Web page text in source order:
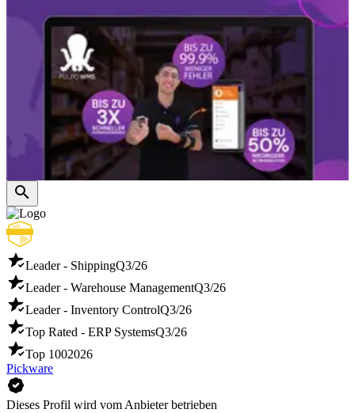
Leader - ShippingQ3/26
Leader - Warehouse ManagementQ3/26
Leader - Inventory ControlQ3/26
Top Rated - ERP SystemsQ3/26
Top 1002026
Pickware
Dieses Profil wird vom Anbieter betrieben